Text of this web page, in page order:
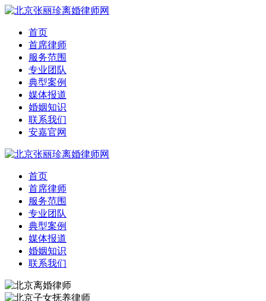
首页
首席律师
服务范围
专业团队
典型案例
媒体报道
婚姻知识
联系我们
安嘉官网
首页
首席律师
服务范围
专业团队
典型案例
媒体报道
婚姻知识
联系我们